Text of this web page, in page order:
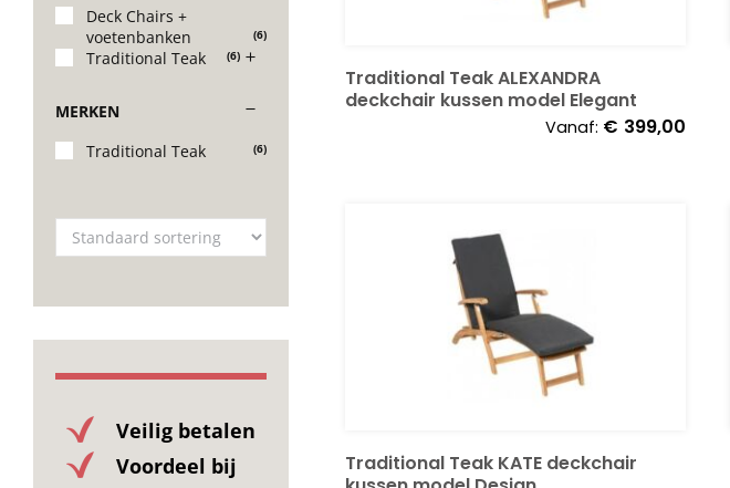
Traditional Teak ALEXANDRA
deckchair kussen model Elegant
Vanaf: € 399,00
Traditional Teak KATE deckchair
Deck Chairs +
voetenbanken
(6)
Traditional Teak (6)
MERKEN
Traditional Teak
(6)
Veilig betalen
Voordeel bij